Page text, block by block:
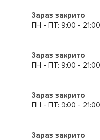
Зараз закрито
ПН - ПТ: 9:00 - 21:00
Зараз закрито
ПН - ПТ: 9:00 - 21:00
Зараз закрито
ПН - ПТ: 9:00 - 21:00
Зараз закрито